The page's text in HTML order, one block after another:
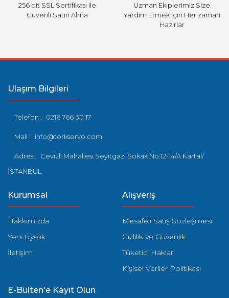
256 bit SSL Sertifikası ile
Güvenli Satın Alma
Uzman Ekiplerimiz Size
Yardım Etmek için Her zaman
Hazırlar
Ulaşım Bilgileri
Telefon : 0216 766 30 17
Mail : info@torkservo.com
Adres :
Cevizli Mahallesi Seyitgazi Sokak No:12-14/A Kartal/
İSTANBUL
Kurumsal
Hakkımızda
Yeni Üyelik
İletişim
Alışveriş
Mesafeli Satış Sözleşmesi
Gizlilik ve Güvenlik
Tüketici Haklari
Kişisel Veriler Politikası
E-Bülten'e Kayıt Olun